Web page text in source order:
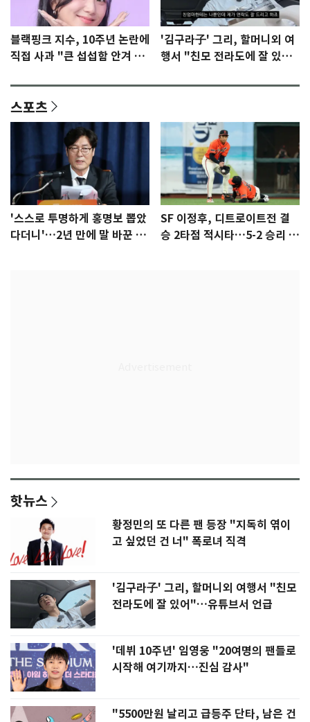
블랙핑크 지수, 10주년 논란에
직접 사과 "큰 섭섭함 안겨 미
'김구라子' 그리, 할머니외 여
행서 "친모 전라도에 잘 있
스포츠
'스스로 투명하게 홍명보 뽑았
다더니'…2년 만에 말 바꾼 이
SF 이정후, 디트로이트전 결
승 2타점 적시타…5-2 승리 견
핫뉴스
황정민의 또 다른 팬 등장 "지독히 엮이
고 싶었던 건 너" 폭로녀 직격
'김구라子' 그리, 할머니외 여행서 "친모
전라도에 잘 있어"…유튜브서 언급
'데뷔 10주년' 임영웅 "20여명의 팬들로
시작해 여기까지…진심 감사"
"5500만원 날리고 급등주 단타, 남은 건